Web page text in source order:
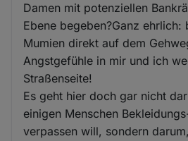
Damen mit potenziellen
Ebene begeben?Ganz ehrlich:
Mumien direkt auf dem
Angstgefühle in mir und ich
Straßenseite!
Es geht hier doch gar nicht
einigen Menschen
verpassen will, sondern